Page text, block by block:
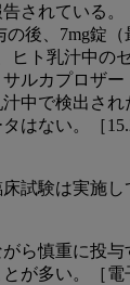
されている。
後、7mg錠（
ヒト乳汁中の
ルカプロザ
中で検出され
はない。［
試験は実施し
ら慎重に投
が多い。［電